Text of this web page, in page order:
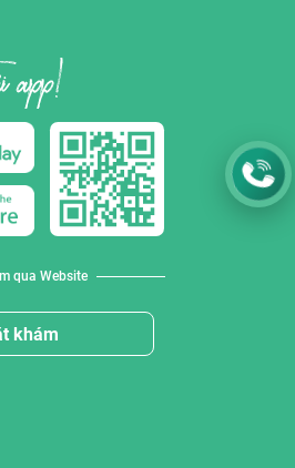
qua Website
khám